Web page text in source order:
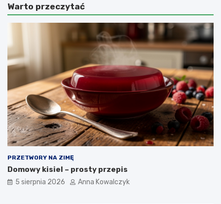
Warto przeczytać
PRZETWORY NA ZIMĘ
Domowy kisiel – prosty przepis
5 sierpnia 2026 Anna Kowalczyk